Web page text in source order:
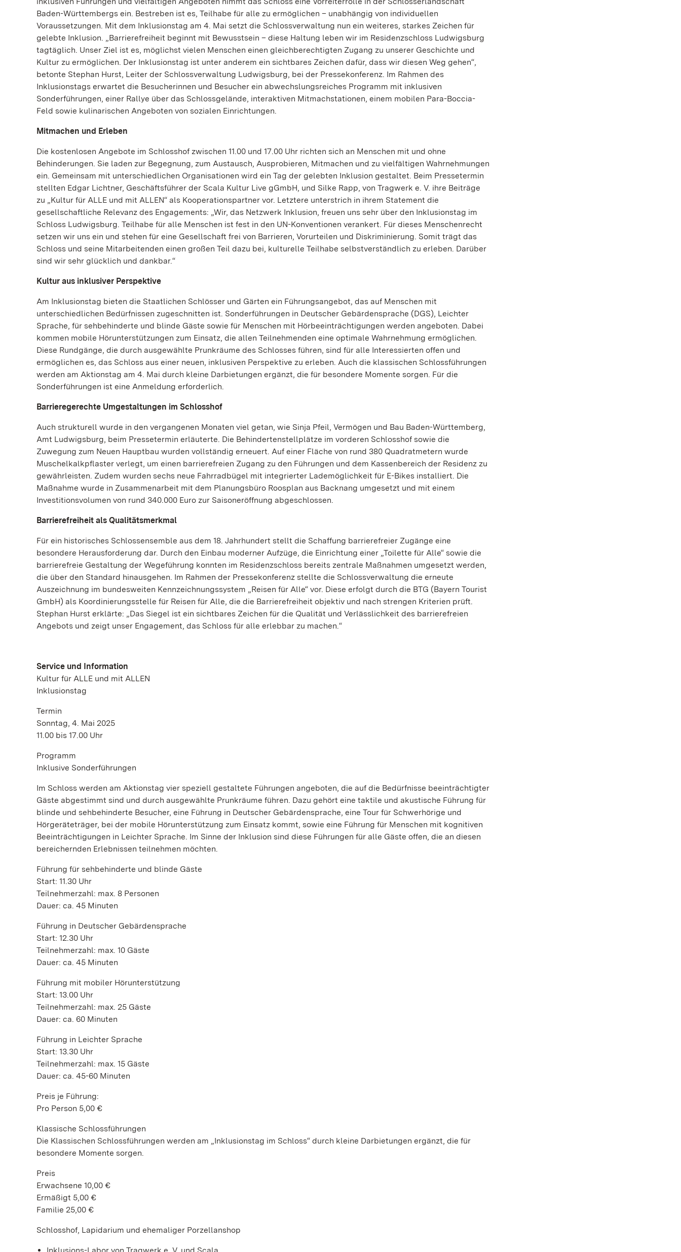
Baden-Württembergs ein. Bestreben ist es, Teilhabe für alle zu ermöglichen – unabhängig von individuellen
Voraussetzungen. Mit dem Inklusionstag am 4. Mai setzt die Schlossverwaltung nun ein weiteres, starkes Zeichen für
gelebte Inklusion. „Barrierefreiheit beginnt mit Bewusstsein – diese Haltung leben wir im Residenzschloss Ludwigsburg
tagtäglich. Unser Ziel ist es, möglichst vielen Menschen einen gleichberechtigten Zugang zu unserer Geschichte und
Kultur zu ermöglichen. Der Inklusionstag ist unter anderem ein sichtbares Zeichen dafür, dass wir diesen Weg gehen“,
betonte Stephan Hurst, Leiter der Schlossverwaltung Ludwigsburg, bei der Pressekonferenz. Im Rahmen des
Inklusionstags erwartet die Besucherinnen und Besucher ein abwechslungsreiches Programm mit inklusiven
Sonderführungen, einer Rallye über das Schlossgelände, interaktiven Mitmachstationen, einem mobilen Para-Boccia-
Feld sowie kulinarischen Angeboten von sozialen Einrichtungen.
Mitmachen und Erleben
Die kostenlosen Angebote im Schlosshof zwischen 11.00 und 17.00 Uhr richten sich an Menschen mit und ohne
Behinderungen. Sie laden zur Begegnung, zum Austausch, Ausprobieren, Mitmachen und zu vielfältigen Wahrnehmungen
ein. Gemeinsam mit unterschiedlichen Organisationen wird ein Tag der gelebten Inklusion gestaltet. Beim Pressetermin
stellten Edgar Lichtner, Geschäftsführer der Scala Kultur Live gGmbH, und Silke Rapp, von Tragwerk e. V. ihre Beiträge
zu „Kultur für ALLE und mit ALLEN“ als Kooperationspartner vor. Letztere unterstrich in ihrem Statement die
gesellschaftliche Relevanz des Engagements: „Wir, das Netzwerk Inklusion, freuen uns sehr über den Inklusionstag im
Schloss Ludwigsburg. Teilhabe für alle Menschen ist fest in den UN-Konventionen verankert. Für dieses Menschenrecht
setzen wir uns ein und stehen für eine Gesellschaft frei von Barrieren, Vorurteilen und Diskriminierung. Somit trägt das
Schloss und seine Mitarbeitenden einen großen Teil dazu bei, kulturelle Teilhabe selbstverständlich zu erleben. Darüber
sind wir sehr glücklich und dankbar.“
Kultur aus inklusiver Perspektive
Am Inklusionstag bieten die Staatlichen Schlösser und Gärten ein Führungsangebot, das auf Menschen mit
unterschiedlichen Bedürfnissen zugeschnitten ist. Sonderführungen in Deutscher Gebärdensprache (DGS), Leichter
Sprache, für sehbehinderte und blinde Gäste sowie für Menschen mit Hörbeeinträchtigungen werden angeboten. Dabei
kommen mobile Hörunterstützungen zum Einsatz, die allen Teilnehmenden eine optimale Wahrnehmung ermöglichen.
Diese Rundgänge, die durch ausgewählte Prunkräume des Schlosses führen, sind für alle Interessierten offen und
ermöglichen es, das Schloss aus einer neuen, inklusiven Perspektive zu erleben. Auch die klassischen Schlossführungen
werden am Aktionstag am 4. Mai durch kleine Darbietungen ergänzt, die für besondere Momente sorgen. Für die
Sonderführungen ist eine Anmeldung erforderlich.
Barrieregerechte Umgestaltungen im Schlosshof
Auch strukturell wurde in den vergangenen Monaten viel getan, wie Sinja Pfeil, Vermögen und Bau Baden-Württemberg,
Amt Ludwigsburg, beim Pressetermin erläuterte. Die Behindertenstellplätze im vorderen Schlosshof sowie die
Zuwegung zum Neuen Hauptbau wurden vollständig erneuert. Auf einer Fläche von rund 380 Quadratmetern wurde
Muschelkalkpflaster verlegt, um einen barrierefreien Zugang zu den Führungen und dem Kassenbereich der Residenz zu
gewährleisten. Zudem wurden sechs neue Fahrradbügel mit integrierter Lademöglichkeit für E-Bikes installiert. Die
Maßnahme wurde in Zusammenarbeit mit dem Planungsbüro Roosplan aus Backnang umgesetzt und mit einem
Investitionsvolumen von rund 340.000 Euro zur Saisoneröffnung abgeschlossen.
Barrierefreiheit als Qualitätsmerkmal
Für ein historisches Schlossensemble aus dem 18. Jahrhundert stellt die Schaffung barrierefreier Zugänge eine
besondere Herausforderung dar. Durch den Einbau moderner Aufzüge, die Einrichtung einer „Toilette für Alle“ sowie die
barrierefreie Gestaltung der Wegeführung konnten im Residenzschloss bereits zentrale Maßnahmen umgesetzt werden,
die über den Standard hinausgehen. Im Rahmen der Pressekonferenz stellte die Schlossverwaltung die erneute
Auszeichnung im bundesweiten Kennzeichnungssystem „Reisen für Alle“ vor. Diese erfolgt durch die BTG (Bayern Tourist
GmbH) als Koordinierungsstelle für Reisen für Alle, die die Barrierefreiheit objektiv und nach strengen Kriterien prüft.
Stephan Hurst erklärte: „Das Siegel ist ein sichtbares Zeichen für die Qualität und Verlässlichkeit des barrierefreien
Angebots und zeigt unser Engagement, das Schloss für alle erlebbar zu machen.“
Service und Information
Kultur für ALLE und mit ALLEN
Inklusionstag
Termin
Sonntag, 4. Mai 2025
11.00 bis 17.00 Uhr
Programm
Inklusive Sonderführungen
Im Schloss werden am Aktionstag vier speziell gestaltete Führungen angeboten, die auf die Bedürfnisse beeinträchtigter
Gäste abgestimmt sind und durch ausgewählte Prunkräume führen. Dazu gehört eine taktile und akustische Führung für
blinde und sehbehinderte Besucher, eine Führung in Deutscher Gebärdensprache, eine Tour für Schwerhörige und
Hörgeräteträger, bei der mobile Hörunterstützung zum Einsatz kommt, sowie eine Führung für Menschen mit kognitiven
Beeinträchtigungen in Leichter Sprache. Im Sinne der Inklusion sind diese Führungen für alle Gäste offen, die an diesen
bereichernden Erlebnissen teilnehmen möchten.
Führung für sehbehinderte und blinde Gäste
Start: 11.30 Uhr
Teilnehmerzahl: max. 8 Personen
Dauer: ca. 45 Minuten
Führung in Deutscher Gebärdensprache
Start: 12.30 Uhr
Teilnehmerzahl: max. 10 Gäste
Dauer: ca. 45 Minuten
Führung mit mobiler Hörunterstützung
Start: 13.00 Uhr
Teilnehmerzahl: max. 25 Gäste
Dauer: ca. 60 Minuten
Führung in Leichter Sprache
Start: 13.30 Uhr
Teilnehmerzahl: max. 15 Gäste
Dauer: ca. 45-60 Minuten
Preis je Führung:
Pro Person 5,00 €
Klassische Schlossführungen
Die Klassischen Schlossführungen werden am „Inklusionstag im Schloss“ durch kleine Darbietungen ergänzt, die für
besondere Momente sorgen.
Preis
Erwachsene 10,00 €
Ermäßigt 5,00 €
Familie 25,00 €
Schlosshof, Lapidarium und ehemaliger Porzellanshop